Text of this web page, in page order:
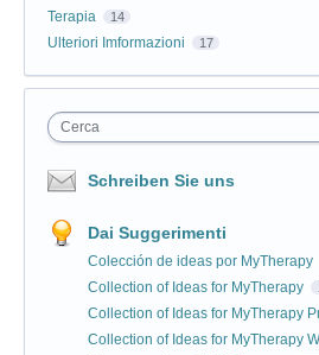
Terapia 14
Ulteriori Imformazioni 17
Cerca
Schreiben Sie uns
Dai Suggerimenti
Colección de ideas por MyTherapy
Collection of Ideas for MyTherapy
Collection of Ideas for MyTherapy
Collection of Ideas for MyTherapy